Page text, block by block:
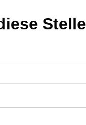
Stelle